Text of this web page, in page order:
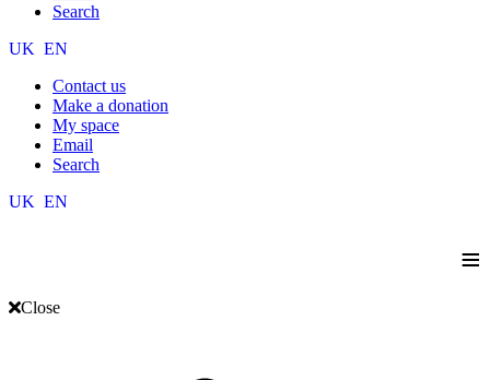
Search
UK EN
Contact us
Make a donation
My space
Email
Search
UK EN
≡
Close